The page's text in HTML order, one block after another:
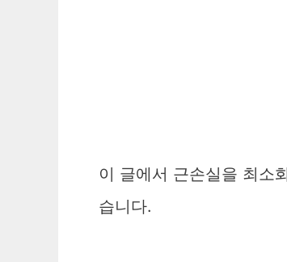
이 글에서 근손실을 최소
습니다.